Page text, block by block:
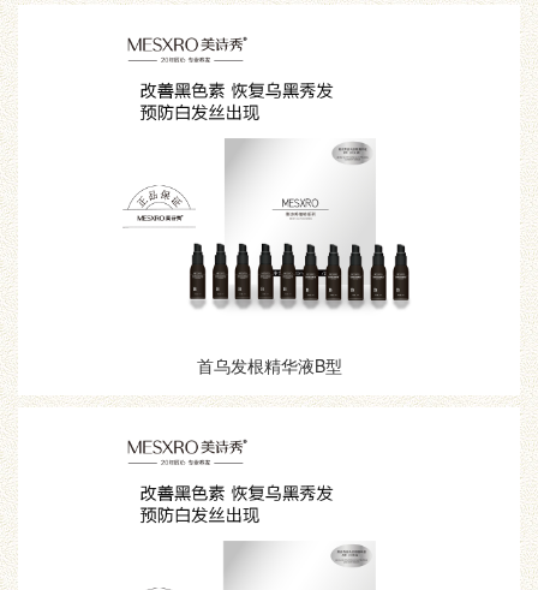
首乌发根精华液B型